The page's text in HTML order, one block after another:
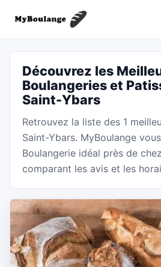
Découvrez les
Boulangeries et
Saint-Ybars
Retrouvez la liste des 1
Saint-Ybars. MyBoulange
Boulangerie idéal près de
comparant les avis et les